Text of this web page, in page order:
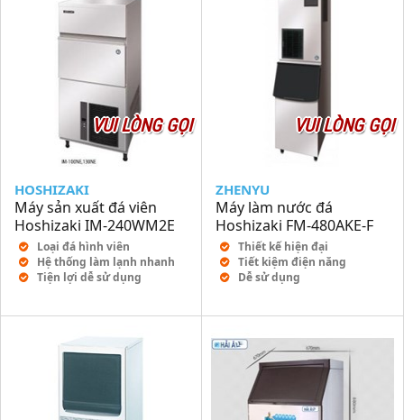
VUI LÒNG GỌI
HOSHIZAKI
Máy sản xuất đá viên
Hoshizaki IM-240WM2E
Loại đá hình viên
Hệ thống làm lạnh nhanh
Tiện lợi dễ sử dụng
VUI LÒNG GỌI
ZHENYU
Máy làm nước đá
Hoshizaki FM-480AKE-F
Thiết kế hiện đại
Tiết kiệm điện năng
Dễ sử dụng